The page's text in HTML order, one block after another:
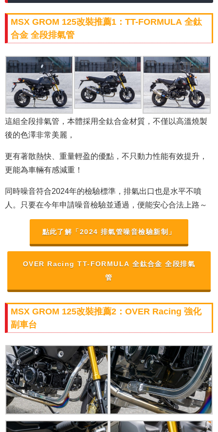
MSX GROM 125改裝推薦1：TT-FORMULA 全鈦
合金 全段排氣管
這組全段排氣管，本體採用全鈦合金材質，不僅以高溫燒製
後的色澤非常美麗，
更有著散熱快、重量輕盈的優點，不只動力性能有效提升，
更能為車輛有感減重！
同時噪音符合2024年的檢驗標準，排氣出口也是水平不噴
人。只要在今年申請噪音檢驗並通過，便能安心合法上路～
點此了解「2024 排氣管噪音檢驗新制」
OVER Racing TT-FORMULA 全鈦合金 全段排氣
管
MSX GROM 125改裝推薦2：OVER Racing 強化
副車台